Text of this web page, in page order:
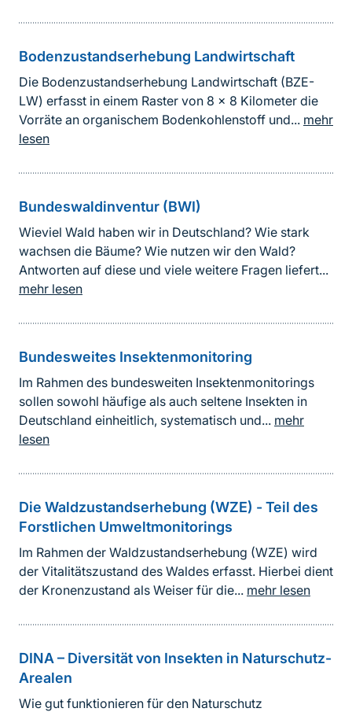
Bodenzustandserhebung Landwirtschaft
Die Bodenzustandserhebung Landwirtschaft (BZE-
LW) erfasst in einem Raster von 8 x 8 Kilometer die
Vorräte an organischem Bodenkohlenstoff und... mehr
lesen
Bundeswaldinventur (BWI)
Wieviel Wald haben wir in Deutschland? Wie stark
wachsen die Bäume? Wie nutzen wir den Wald?
Antworten auf diese und viele weitere Fragen liefert...
mehr lesen
Bundesweites Insektenmonitoring
Im Rahmen des bundesweiten Insektenmonitorings
sollen sowohl häufige als auch seltene Insekten in
Deutschland einheitlich, systematisch und... mehr
lesen
Die Waldzustandserhebung (WZE) - Teil des
Forstlichen Umweltmonitorings
Im Rahmen der Waldzustandserhebung (WZE) wird
der Vitalitätszustand des Waldes erfasst. Hierbei dient
der Kronenzustand als Weiser für die... mehr lesen
DINA – Diversität von Insekten in Naturschutz-
Arealen
Wie gut funktionieren für den Naturschutz